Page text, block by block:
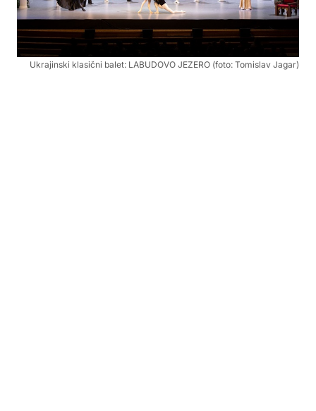
Ukrajinski klasični balet: LABUDOVO JEZERO (foto: Tomislav Jagar)